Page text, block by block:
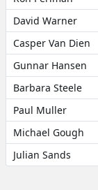
David Warner
Casper Van Dien
Gunnar Hansen
Barbara Steele
Paul Muller
Michael Gough
Julian Sands